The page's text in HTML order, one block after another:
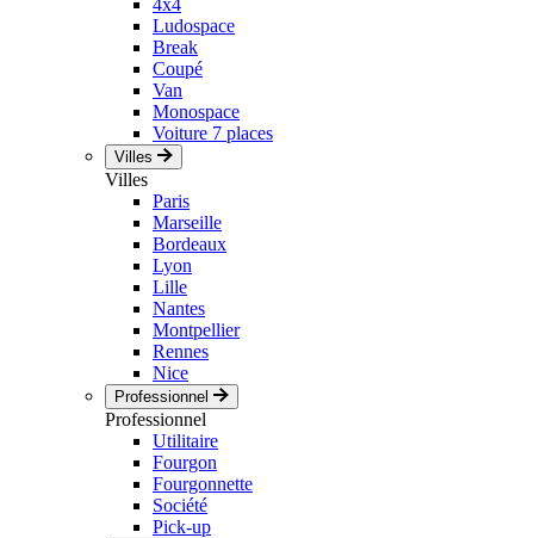
4x4
Ludospace
Break
Coupé
Van
Monospace
Voiture 7 places
Villes
Villes
Paris
Marseille
Bordeaux
Lyon
Lille
Nantes
Montpellier
Rennes
Nice
Professionnel
Professionnel
Utilitaire
Fourgon
Fourgonnette
Société
Pick-up